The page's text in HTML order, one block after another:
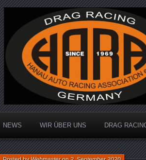
Hanau Auto
Dragracing auf der 1/4 Meile
NEWS WIR ÜBER UNS DRAG